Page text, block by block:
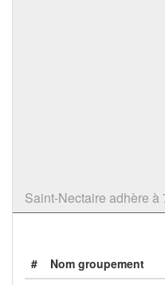
Saint-Nectaire adhère
# Nom groupement